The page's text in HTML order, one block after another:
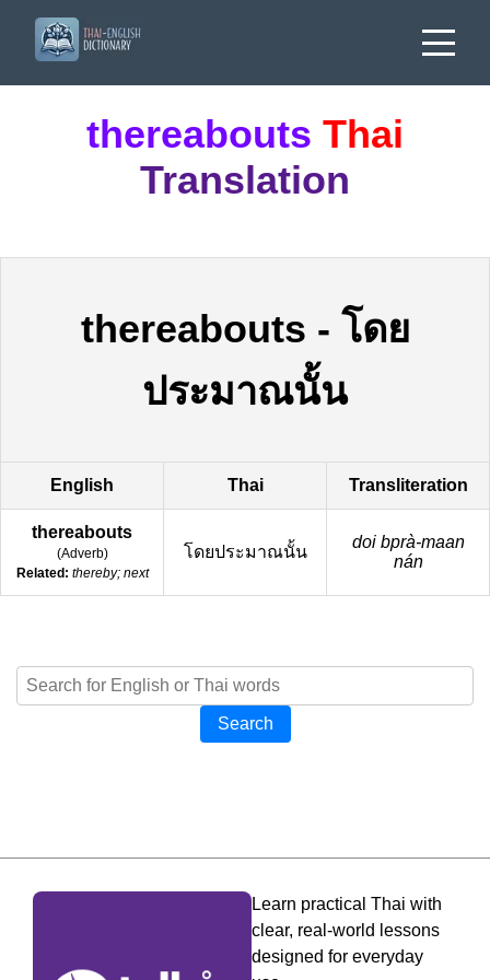
thereabouts Thai
Translation
thereabouts - โดย
ประมาณนั้น
English Thai Transliteration
thereabouts
(Adverb)
Related: thereby; next
โดยประมาณนั้น
doi bprà-maan
nán
Search
Learn practical Thai with
clear, real-world lessons
designed for everyday